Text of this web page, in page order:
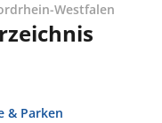
Westfalen
& Parken